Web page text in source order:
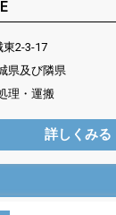
2-3-17
県及び隣県
理・運搬
詳しくみる